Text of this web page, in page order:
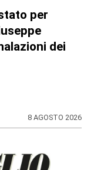
e Cassani:
cultura della